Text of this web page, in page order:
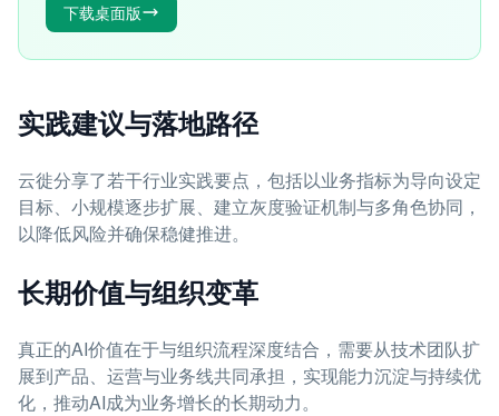
下载桌面版
实践建议与落地路径
云徙分享了若干行业实践要点，包括以业务指标为导向设定
目标、小规模逐步扩展、建立灰度验证机制与多角色协同，
以降低风险并确保稳健推进。
长期价值与组织变革
真正的AI价值在于与组织流程深度结合，需要从技术团队扩
展到产品、运营与业务线共同承担，实现能力沉淀与持续优
化，推动AI成为业务增长的长期动力。